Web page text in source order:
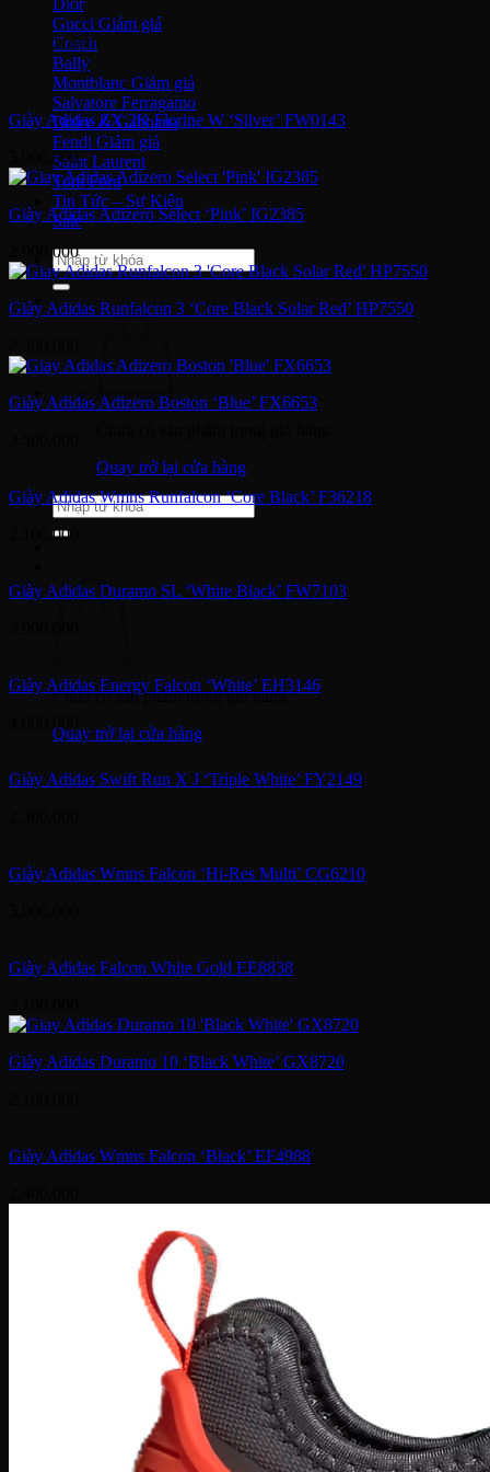
Dior
Gucci
Coach
Bally
Montblanc
Salvatore Ferragamo
Dolce & Gabbana
Fendi
Saint Laurent
Tom Ford
Tin Tức – Sự Kiện
Sale
Tìm
kiếm:
Quay trở lại cửa hàng
Tìm
kiếm:
Chưa có sản phẩm trong giỏ hàng.
Quay trở lại cửa hàng
Sản phẩm nổi bật
Giày Adidas ZX 2K Florine W ‘Silver’ FW0143
3,900,000
Giày Adidas Adizero Select ‘Pink’ IG2385
2,900,000
Giày Adidas Runfalcon 3 ‘Core Black Solar Red’ HP7550
Giày Adidas Adizero Boston ‘Blue’ FX6653
Giày Adidas Wmns Runfalcon ‘Core Black’ F36218
2,100,000
Giày Adidas Duramo SL ‘White Black’ FW7103
Giày Adidas Energy Falcon ‘White’ EH3146
4,000,000
Giày Adidas Swift Run X J ‘Triple White’ FY2149
Giày Adidas Wmns Falcon ‘Hi-Res Multi’ CG6210
Giày Adidas Falcon White Gold EE8838
Giày Adidas Duramo 10 ‘Black White’ GX8720
Giày Adidas Wmns Falcon ‘Black’ EF4988